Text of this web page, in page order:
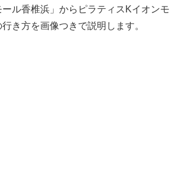
ル香椎浜」からピラティスKイオンモ
き方を画像つきで説明します。